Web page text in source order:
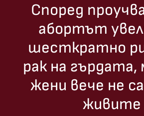
Според
абортът
шесткратно
рак на гърдата,
жени вече не
живите